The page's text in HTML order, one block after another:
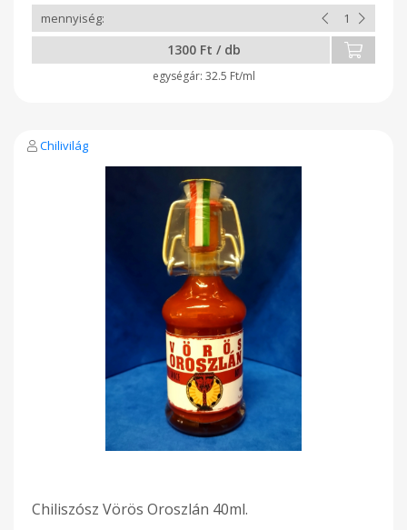
1300 Ft / db
32.5 Ft/ml
Chilivilág
Chiliszósz Vörös Oroszlán 40ml.